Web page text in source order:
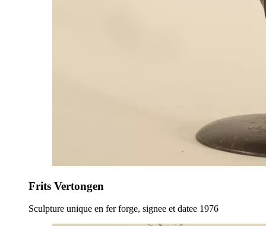
Frits Vertongen
Sculpture unique en fer forge, signee et datee 1976